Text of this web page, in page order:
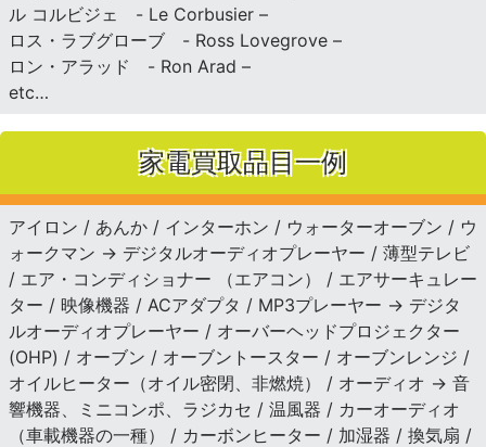
ル コルビジェ - Le Corbusier –
ロス・ラブグローブ - Ross Lovegrove –
ロン・アラッド - Ron Arad –
etc…
家電買取品目一例
アイロン / あんか / インターホン / ウォーターオーブン / ウ
ォークマン → デジタルオーディオプレーヤー / 薄型テレビ
/ エア・コンディショナー （エアコン） / エアサーキュレー
ター / 映像機器 / ACアダプタ / MP3プレーヤー → デジタ
ルオーディオプレーヤー / オーバーヘッドプロジェクター
(OHP) / オーブン / オーブントースター / オーブンレンジ /
オイルヒーター（オイル密閉、非燃焼） / オーディオ → 音
響機器、ミニコンポ、ラジカセ / 温風器 / カーオーディオ
（車載機器の一種） / カーボンヒーター / 加湿器 / 換気扇 /